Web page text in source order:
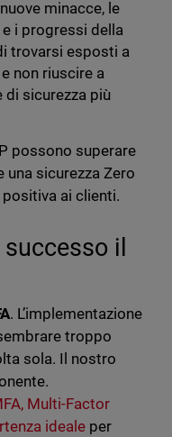
minacce, le
i progressi della
trovarsi esposti a
non riuscire a
di sicurezza più
possono superare
sicurezza Zero
positiva ai clienti.
il
. L’implementazione
troppo
sola. Il nostro
Multi-Factor
ideale per